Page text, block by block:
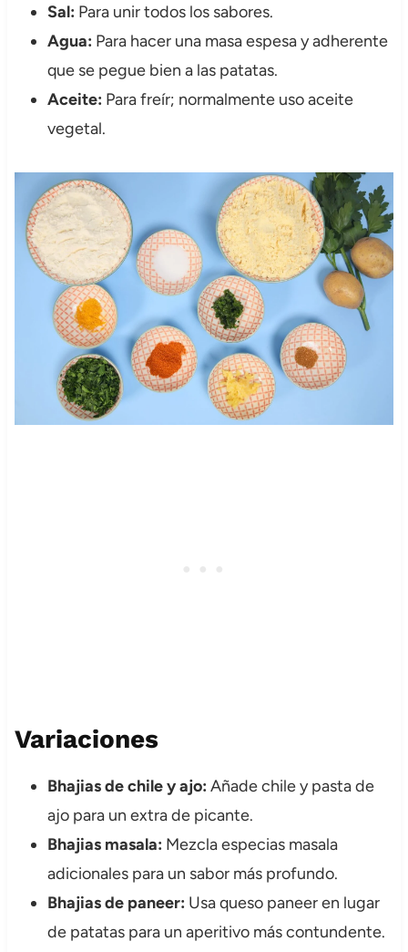
Sal: Para unir todos los sabores.
Agua: Para hacer una masa espesa y adherente
que se pegue bien a las patatas.
Aceite: Para freír; normalmente uso aceite
vegetal.
Variaciones
Bhajias de chile y ajo: Añade chile y pasta de
ajo para un extra de picante.
Bhajias masala: Mezcla especias masala
adicionales para un sabor más profundo.
Bhajias de paneer: Usa queso paneer en lugar
de patatas para un aperitivo más contundente.